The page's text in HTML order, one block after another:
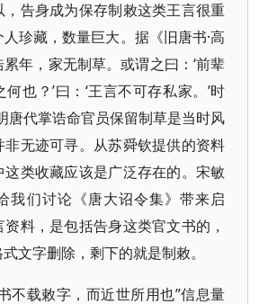
告身成为保存制敕这类王言很重
珍藏，数量巨大。据《旧唐书·高
年，家无制草。或谓之曰：‘前辈
也？’曰：‘王言不可存私家。’时
唐代掌诰命官员保留制草是当时风
无迹可寻。从苏舜钦提供的资料
类收藏应该是广泛存在的。宋敏
我们讨论《唐大诏令集》带来启
料，是包括告身这类官文书的，
文字删除，剩下的就是制敕。
不载敕字，而近世所用也”信息量